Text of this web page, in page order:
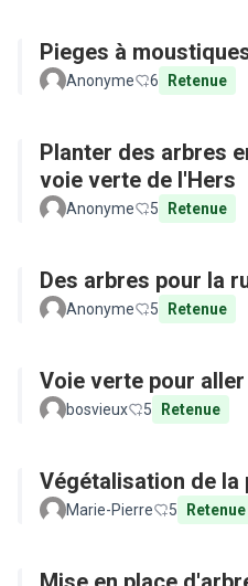
Pieges à
Anonyme 6 Retenue
Planter des arbres
voie verte de l'Hers
Anonyme 5 Retenue
Des arbres pour la
Anonyme 5 Retenue
Voie verte pour
bosvieux 5 Retenue
Végétalisation de la
Marie-Pierre 5 Retenue